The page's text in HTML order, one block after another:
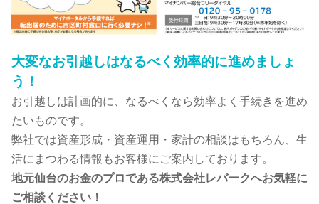
大変なお引越しはなるべく効率的に進めましょ
う！
お引越しは計画的に、なるべくなら効率よく手続きを進め
たいものです。
弊社では資産形成・資産運用・家計の相談はもちろん、生
活にまつわる情報もお客様にご案内しております。
地元仙台のお金のプロである株式会社レバークへお気軽に
ご相談ください！